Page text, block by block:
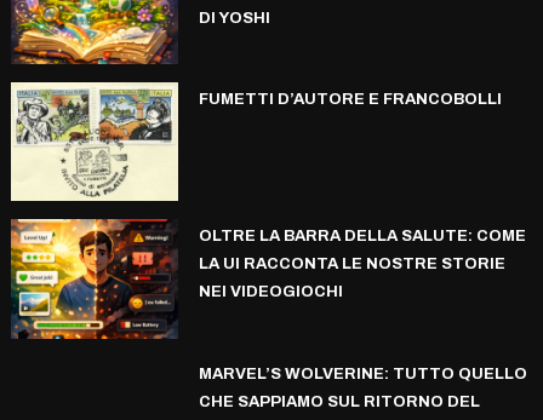
DI YOSHI
FUMETTI D’AUTORE E FRANCOBOLLI
OLTRE LA BARRA DELLA SALUTE: COME
LA UI RACCONTA LE NOSTRE STORIE
NEI VIDEOGIOCHI
MARVEL’S WOLVERINE: TUTTO QUELLO
CHE SAPPIAMO SUL RITORNO DEL